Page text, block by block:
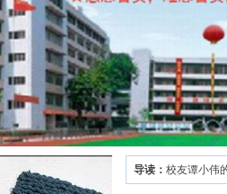
导读： 校友谭小伟